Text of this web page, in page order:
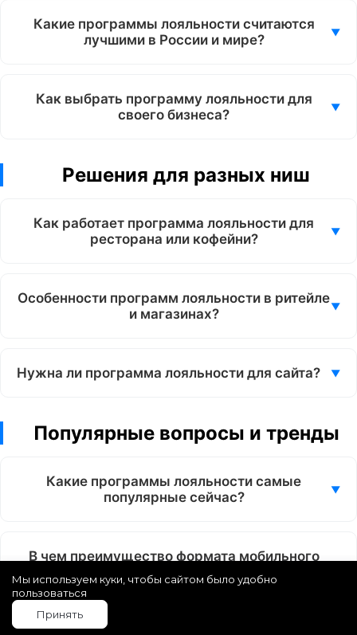
Какие программы лояльности считаются
лучшими в России и мире?
Как выбрать программу лояльности для
своего бизнеса?
Решения для разных ниш
Как работает программа лояльности для
ресторана или кофейни?
Особенности программ лояльности в ритейле
и магазинах?
Нужна ли программа лояльности для сайта?
Популярные вопросы и тренды
Какие программы лояльности самые
популярные сейчас?
В чем преимущество формата мобильного
приложения?
Мы используем куки, чтобы сайтом было удобно
пользоваться
Принять